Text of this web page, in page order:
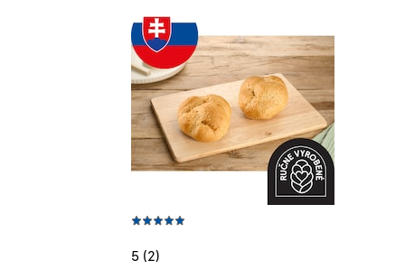
5 (2)